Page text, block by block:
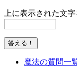
上に表示された文
魔法の質問一